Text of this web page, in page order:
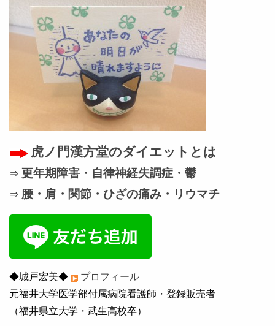
虎ノ門漢方堂のダイエットとは
⇒ 更年期障害・自律神経失調症・鬱
⇒ 腰・肩・関節・ひざの痛み・リウマチ
◆城戸宏美◆
プロフィール
元福井大学医学部付属病院看護師・登録販売者
（福井県立大学・武生高校卒）